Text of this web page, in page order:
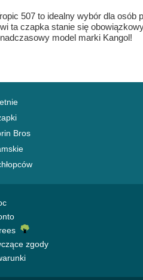
507 to idealny wybór dla
ta czapka stanie się
model marki Kangol!
Bros
zgody